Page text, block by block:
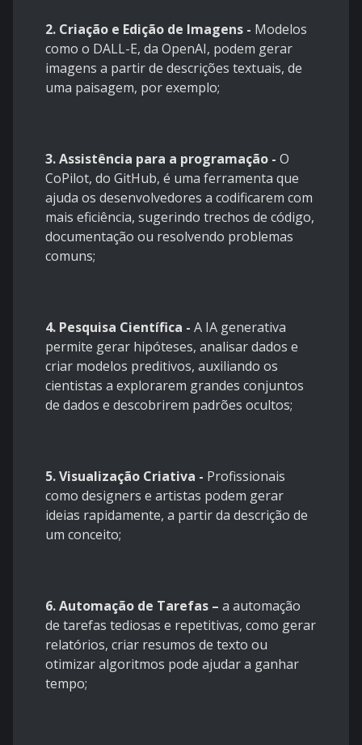
2. Criação e Edição de Imagens - Modelos
como o DALL-E, da OpenAI, podem gerar
imagens a partir de descrições textuais, de
uma paisagem, por exemplo;
3. Assistência para a programação - O
CoPilot, do GitHub, é uma ferramenta que
ajuda os desenvolvedores a codificarem com
mais eficiência, sugerindo trechos de código,
documentação ou resolvendo problemas
comuns;
4. Pesquisa Científica - A IA generativa
permite gerar hipóteses, analisar dados e
criar modelos preditivos, auxiliando os
cientistas a explorarem grandes conjuntos
de dados e descobrirem padrões ocultos;
5. Visualização Criativa - Profissionais
como designers e artistas podem gerar
ideias rapidamente, a partir da descrição de
um conceito;
6. Automação de Tarefas – a automação
de tarefas tediosas e repetitivas, como gerar
relatórios, criar resumos de texto ou
otimizar algoritmos pode ajudar a ganhar
tempo;